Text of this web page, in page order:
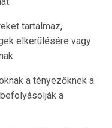
tartalmaz,
elkerülésére vagy
a tényezőknek a
a